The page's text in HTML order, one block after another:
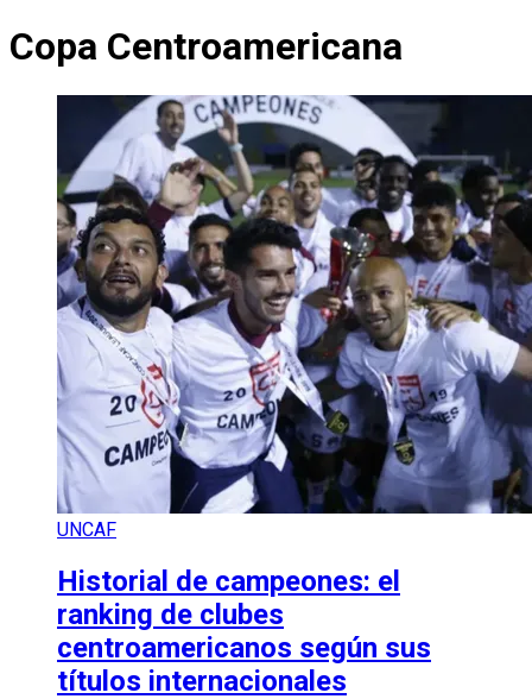
Copa Centroamericana
UNCAF
Historial de campeones: el
ranking de clubes
centroamericanos según sus
títulos internacionales